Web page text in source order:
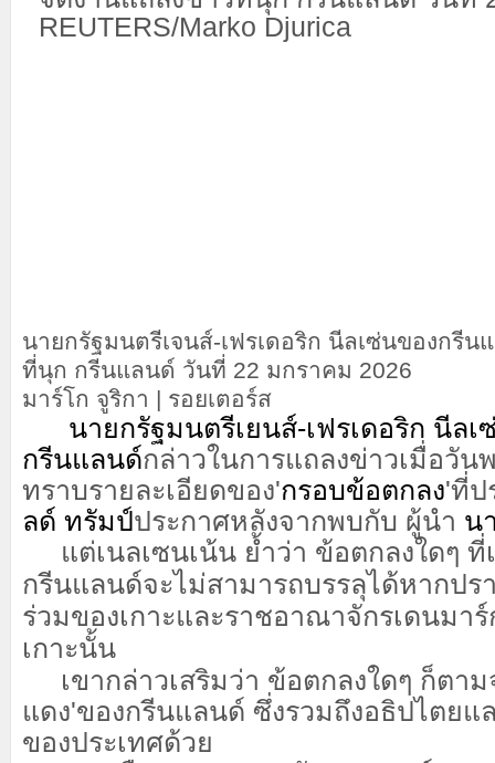
นายกรัฐมนตรีเจนส์-เฟรเดอริก นีลเซ่นของกรี
ที่นุก กรีนแลนด์ วันที่ 22 มกราคม 2026
มาร์โก จูริกา | รอยเตอร์ส
นายกรัฐมนตรีเยนส์-เฟรเดอริก นีลเ
กรีนแลนด์กล่าวในการแถลงข่าวเมื่อวัน
ทราบรายละเอียดของ'กรอบข้อตกลง'ที่ป
ลด์ ทรัมป์ประกาศหลังจากพบกับ ผู้นำ น
แต่เนลเซนเน้น ย้ำว่า ข้อตกลงใดๆ ที่
กรีนแลนด์จะไม่สามารถบรรลุได้หากปร
ร่วมของเกาะและราชอาณาจักรเดนมา
เกาะนั้น
เขากล่าวเสริมว่า ข้อตกลงใดๆ ก็ตาม
แดง'ของกรีนแลนด์ ซึ่งรวมถึงอธิปไตย
ของประเทศด้วย